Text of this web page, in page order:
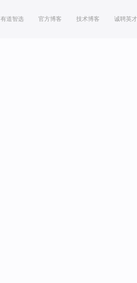
有道智选 官方博客 技术博客 诚聘英才